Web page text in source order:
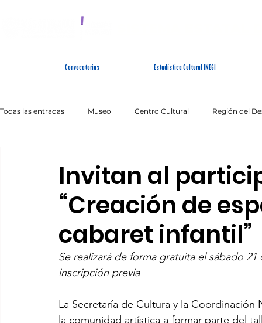
Convocatorias Estadística Cultural INEGI
Todas las entradas Museo Centro Cultural Región del
Invitan al
“Creación de
cabaret infantil”
Se realizará de forma gratuita el sábado
inscripción previa
La Secretaría de Cultura y la
la comunidad artística a formar parte del